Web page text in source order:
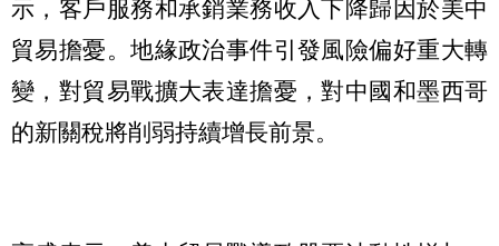
示，客戶服務和承銷業務收入下降歸因於美中
貿易擔憂。地緣政治事件引發風險偏好重大轉
變，對貿易戰擴大表達擔憂，對中國和墨西哥
的新關稅將削弱持續增長前景。